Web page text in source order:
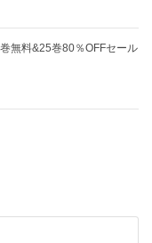
無料&25巻80％OFFセール